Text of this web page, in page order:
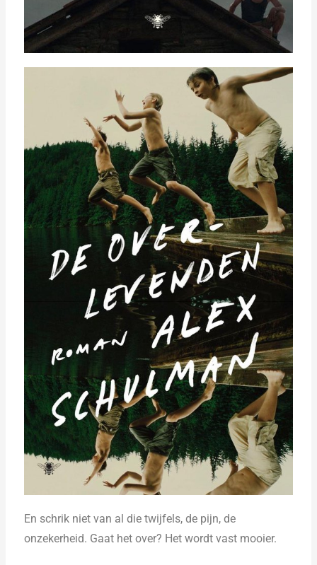
En schrik niet van al die twijfels, de pijn, de
onzekerheid. Gaat het over? Het wordt vast mooier.